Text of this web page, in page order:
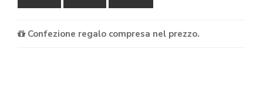
Confezione regalo compresa nel prezzo.